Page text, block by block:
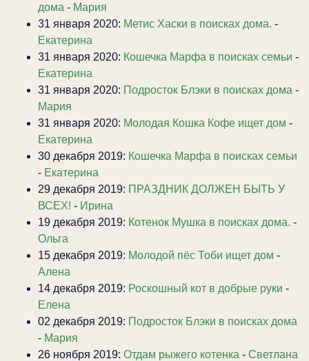
дома - Мария
31 января 2020: Метис Хаски в поисках дома. -
Екатерина
31 января 2020: Кошечка Марфа в поисках семьи -
Екатерина
31 января 2020: Подросток Блэки в поисках дома -
Мария
31 января 2020: Молодая Кошка Кофе ищет дом -
Екатерина
30 декабря 2019: Кошечка Марфа в поисках семьи
- Екатерина
29 декабря 2019: ПРАЗДНИК ДОЛЖЕН БЫТЬ У
ВСЕХ! - Ирина
19 декабря 2019: Котенок Мушка в поисках дома. -
Ольга
15 декабря 2019: Молодой пёс Тоби ищет дом -
Алена
14 декабря 2019: Роскошный кот в добрые руки -
Елена
02 декабря 2019: Подросток Блэки в поисках дома
- Мария
26 ноября 2019: Отдам рыжего котенка - Светлана